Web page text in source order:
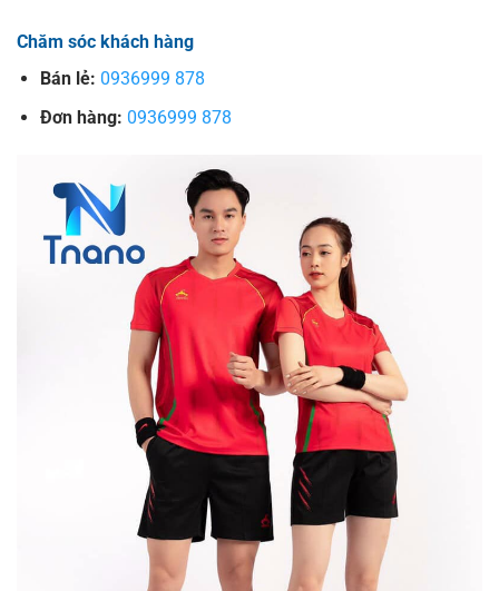
Chăm sóc khách hàng
Bán lẻ: 0936999 878
Đơn hàng: 0936999 878